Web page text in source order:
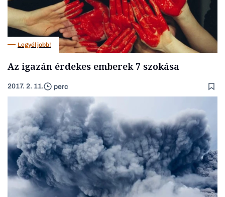
Legyél jobb!
Az igazán érdekes emberek 7 szokása
2017. 2. 11. perc